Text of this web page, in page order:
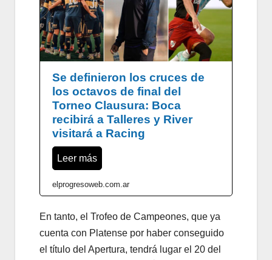
Se definieron los cruces de
los octavos de final del
Torneo Clausura: Boca
recibirá a Talleres y River
visitará a Racing
Leer más
elprogresoweb.com.ar
En tanto, el Trofeo de Campeones, que ya
cuenta con Platense por haber conseguido
el título del Apertura, tendrá lugar el 20 del